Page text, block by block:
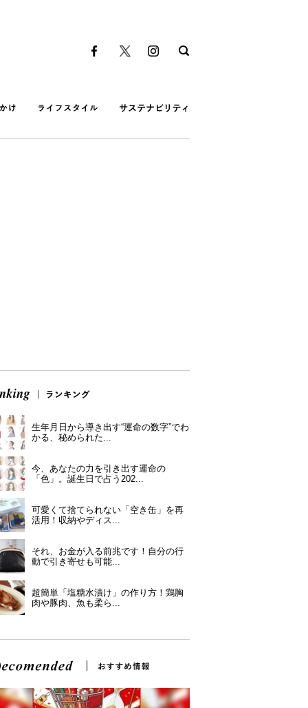
生年月日から導き出す“運命の数字”でわ
かる、秘められた...
今、あなたの力を引き出す運命の
「色」。誕生日で占う202...
可愛くて捨てられない「空き缶」を再
活用！収納やディス...
それ、お金が入る前兆です！自分の行
動で引き寄せも可能...
超簡単「塩糖水漬け」の作り方！鶏胸
肉や豚肉、魚も柔ら...